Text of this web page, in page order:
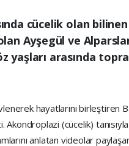
cücelik olan
Ayşegül ve
yaşları arasında
hayatlarını
Akondroplazi (cücelik)
anlatan videolar